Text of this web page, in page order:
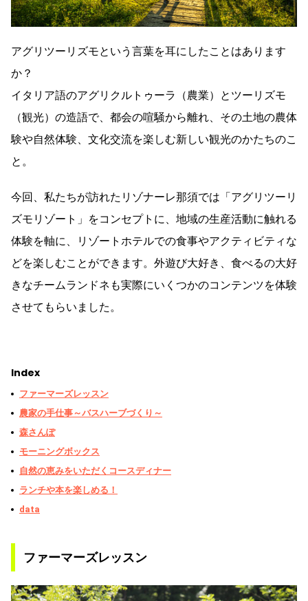
アグリツーリズモという言葉を耳にしたことはあります
か？
イタリア語のアグリクルトゥーラ（農業）とツーリズモ
（観光）の造語で、都会の喧騒から離れ、その土地の農体
験や自然体験、文化交流を楽しむ新しい観光のかたちのこ
と。
今回、私たちが訪れたリゾナーレ那須では「アグリツーリ
ズモリゾート」をコンセプトに、地域の生産活動に触れる
体験を軸に、リゾートホテルでの食事やアクティビティな
どを楽しむことができます。外遊び大好き、食べるの大好
きなチームランドネも実際にいくつかのコンテンツを体験
させてもらいました。
Index
ファーマーズレッスン
農家の手仕事～バスハーブづくり～
森さんぽ
モーニングボックス
自然の恵みをいただくコースディナー
ランチや本を楽しめる！
data
ファーマーズレッスン